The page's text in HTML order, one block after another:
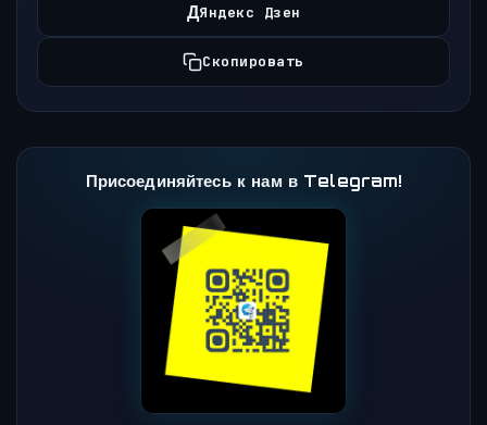
ДЯндекс Дзен
Скопировать
Присоединяйтесь к нам в Telegram!